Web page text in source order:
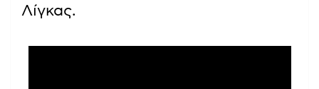
Λίγκας.